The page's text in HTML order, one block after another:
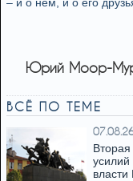
Юрий Моор-
ВСЁ ПО ТЕМЕ
власти